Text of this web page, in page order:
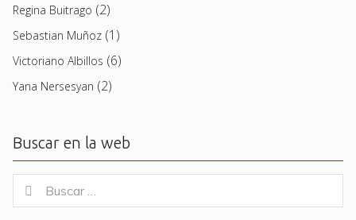
Regina Buitrago (2)
Sebastian Muñoz (1)
Victoriano Albillos (6)
Yana Nersesyan (2)
Buscar en la web
for:
Buscar